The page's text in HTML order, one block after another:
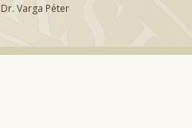
Dr. Varga Péter